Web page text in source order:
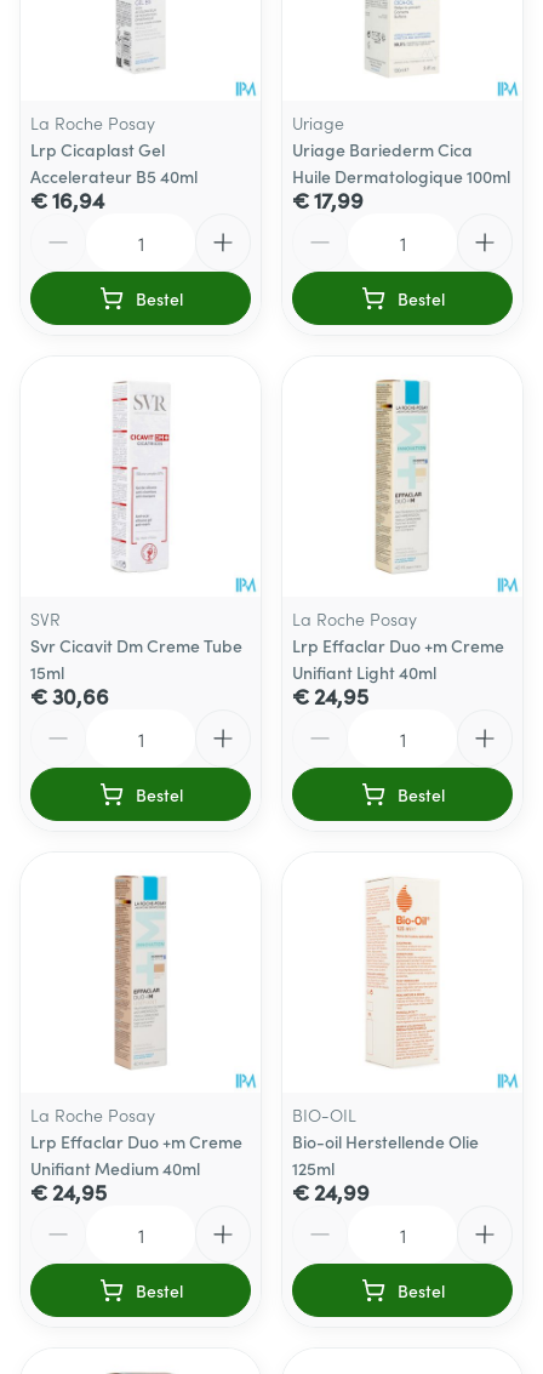
La Roche Posay
Lrp Cicaplast Gel
Accelerateur B5 40ml
€ 16,94
Bestel
Uriage
Uriage Bariederm Cica
Huile Dermatologique 100ml
€ 17,99
Bestel
SVR
Svr Cicavit Dm Creme Tube
15ml
€ 30,66
Bestel
La Roche Posay
Lrp Effaclar Duo +m Creme
Unifiant Light 40ml
€ 24,95
Bestel
La Roche Posay
Lrp Effaclar Duo +m Creme
Unifiant Medium 40ml
€ 24,95
Bestel
BIO-OIL
Bio-oil Herstellende Olie
125ml
€ 24,99
Bestel